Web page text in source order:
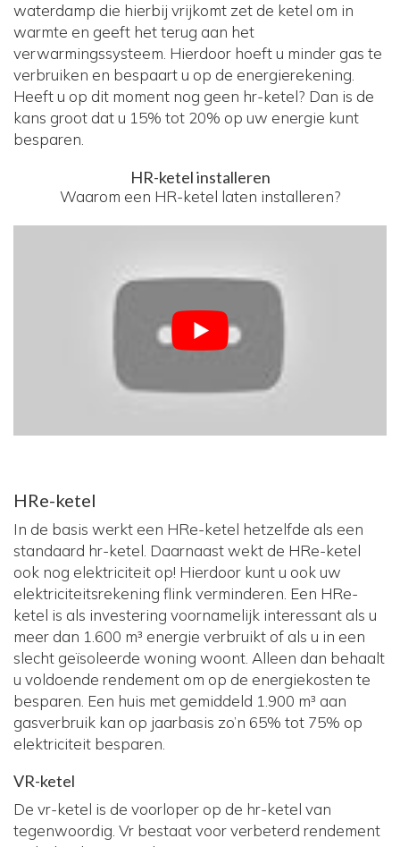
waterdamp die hierbij vrijkomt zet de ketel om in
warmte en geeft het terug aan het
verwarmingssysteem. Hierdoor hoeft u minder gas te
verbruiken en bespaart u op de energierekening.
Heeft u op dit moment nog geen hr-ketel? Dan is de
kans groot dat u 15% tot 20% op uw energie kunt
besparen.
HR-ketel installeren
Waarom een HR-ketel laten installeren?
HRe-ketel
In de basis werkt een HRe-ketel hetzelfde als een
standaard hr-ketel. Daarnaast wekt de HRe-ketel
ook nog elektriciteit op! Hierdoor kunt u ook uw
elektriciteitsrekening flink verminderen. Een HRe-
ketel is als investering voornamelijk interessant als u
meer dan 1.600 m³ energie verbruikt of als u in een
slecht geïsoleerde woning woont. Alleen dan behaalt
u voldoende rendement om op de energiekosten te
besparen. Een huis met gemiddeld 1.900 m³ aan
gasverbruik kan op jaarbasis zo’n 65% tot 75% op
elektriciteit besparen.
VR-ketel
De vr-ketel is de voorloper op de hr-ketel van
tegenwoordig. Vr bestaat voor verbeterd rendement